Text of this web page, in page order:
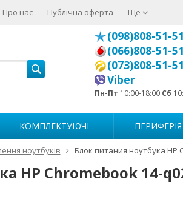
Про нас Публічна оферта Ще
(098)808-51-51
(066)808-51-51
(073)808-51-51
Viber
Пн-Пт 10:00-18:00 Сб
КОМПЛЕКТУЮЧІ ПЕРИФЕРІЯ
ноутбуків Блок питания ноутбука HP
HP Chromebook 14-